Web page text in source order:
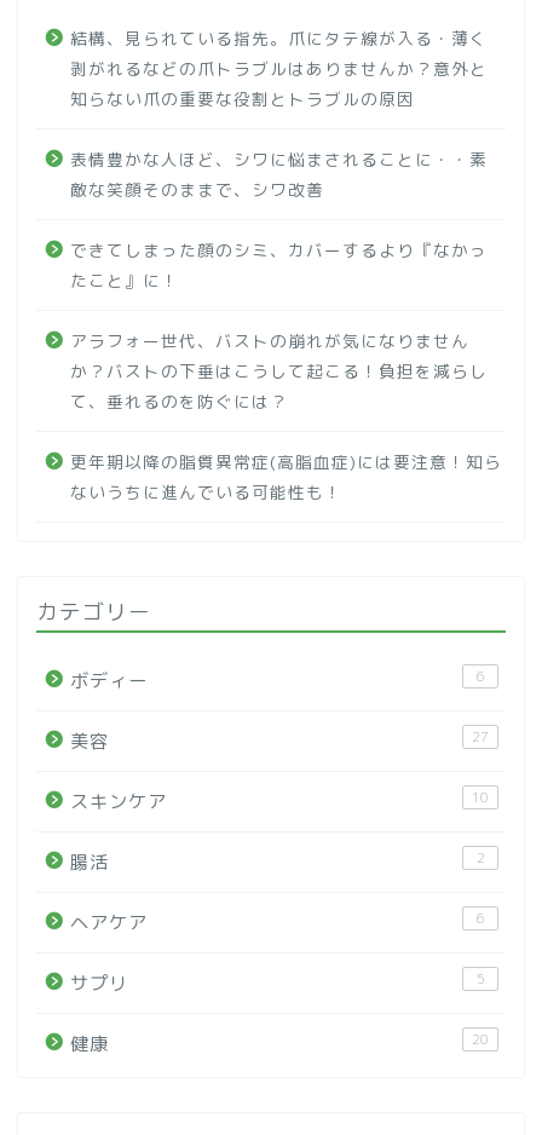
結構、見られている指先。爪にタテ線が入る・薄く
剥がれるなどの爪トラブルはありませんか？意外と
知らない爪の重要な役割とトラブルの原因
表情豊かな人ほど、シワに悩まされることに・・素
敵な笑顔そのままで、シワ改善
できてしまった顔のシミ、カバーするより『なかっ
たこと』に！
アラフォー世代、バストの崩れが気になりません
か？バストの下垂はこうして起こる！負担を減らし
て、垂れるのを防ぐには？
更年期以降の脂質異常症(高脂血症)には要注意！知ら
ないうちに進んでいる可能性も！
カテゴリー
ボディー 6
美容 27
スキンケア 10
腸活 2
ヘアケア 6
サプリ 5
健康 20